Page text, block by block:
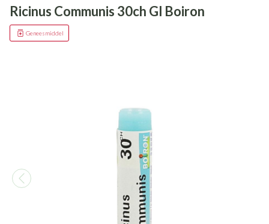
Ricinus Communis 30ch Gl Boiron
Geneesmiddel